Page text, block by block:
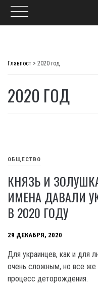
Главпост > 2020 год
2020 ГОД
ОБЩЕСТВО
КНЯЗЬ И
ИМЕНА ДАВАЛИ
В 2020 ГОДУ
29 ДЕКАБРЯ, 2020
Для украинцев, как и для
очень сложным, но все же
процесс деторождения.